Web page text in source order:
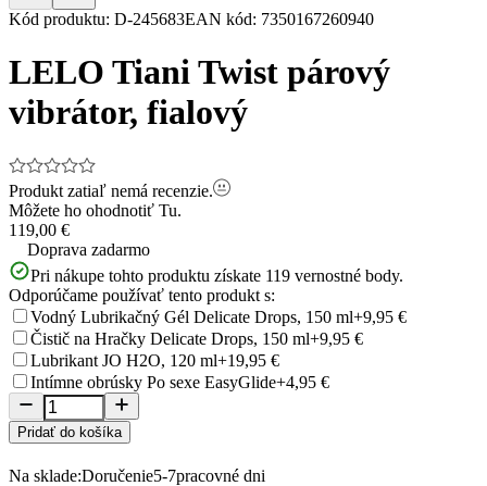
Item
of
Kód produktu: D-245683EAN kód: 7350167260940
LELO Tiani Twist párový
vibrátor, fialový
Produkt zatiaľ nemá recenzie.
Môžete ho ohodnotiť Tu.
119,00 €
Doprava zadarmo
Pri nákupe tohto produktu získate 119 vernostné body.
Odporúčame používať tento produkt s:
Vodný Lubrikačný Gél Delicate Drops, 150 ml+9,95 €
Čistič na Hračky Delicate Drops, 150 ml+9,95 €
Lubrikant JO H2O, 120 ml+19,95 €
Intímne obrúsky Po sexe EasyGlide+4,95 €
Pridať do košíka
Na sklade:Doručenie5-7pracovné dni